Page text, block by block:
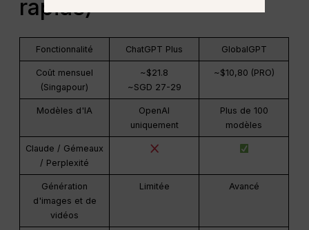
rapide)
Fonctionnalité ChatGPT Plus GlobalGPT
Coût mensuel
(Singapour)
~$21.8
~SGD 27-29
~$10,80 (PRO)
Modèles d'IA
OpenAI
uniquement
Plus de 100
modèles
Claude / Gémeaux
/ Perplexité
Génération
d'images et de
vidéos
Limitée Avancé